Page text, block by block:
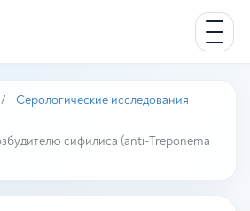
Серологические исследования
сифилиса (anti-Treponema